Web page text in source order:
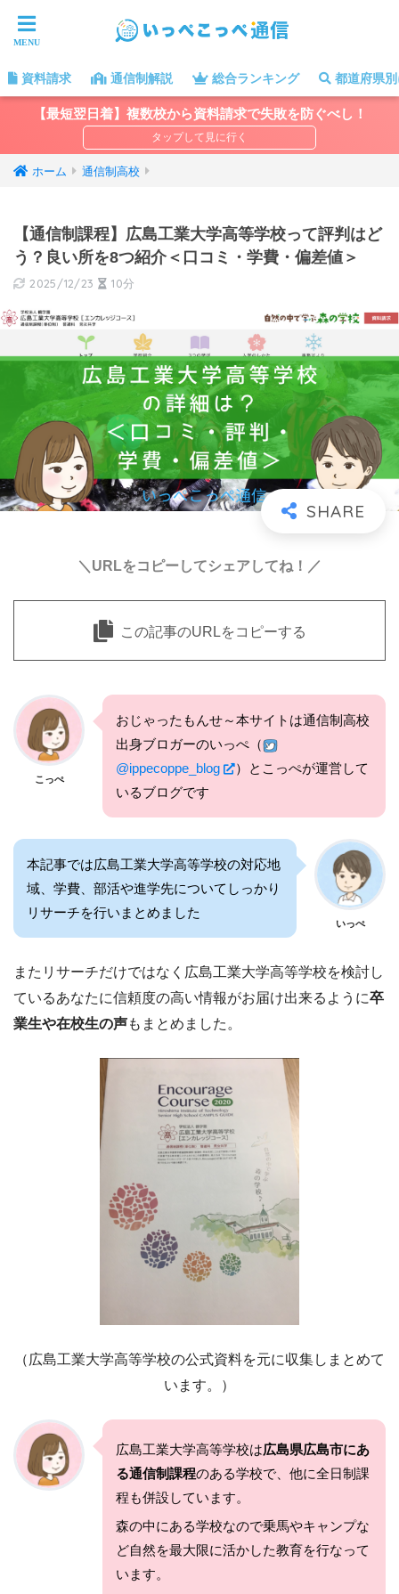
資料請求 通信制解説 総合ランキング 都道府県
【最短翌日着】複数校から資料請求で失敗を防ぐべし！
ホーム 通信制高校
【通信制課程】広島工業大学高等学校って評判はど
う？良い所を8つ紹介＜口コミ・学費・偏差値＞
2025/12/23 10分
＼URLをコピーしてシェアしてね！／
この記事のURLをコピーする
こっぺ
おじゃったもんせ～本サイトは通信制高校
出身ブロガーのいっぺ（
@ippecoppe_blog
）とこっぺが運営して
いるブログです
本記事では広島工業大学高等学校の対応地
域、学費、部活や進学先についてしっかり
リサーチを行いまとめました
いっぺ
またリサーチだけではなく広島工業大学高等学校を検討し
ているあなたに信頼度の高い情報がお届け出来るように卒
業生や在校生の声もまとめました。
（広島工業大学高等学校の公式資料を元に収集しまとめて
います。）
広島工業大学高等学校は広島県広島市にあ
る通信制課程のある学校で、他に全日制課
程も併設しています。
森の中にある学校なので乗馬やキャンプな
ど自然を最大限に活かした教育を行なって
います。